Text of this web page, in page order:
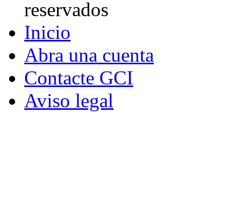
reservados
Inicio
Abra una cuenta
Contacte GCI
Aviso legal